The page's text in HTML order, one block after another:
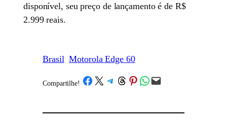
disponível, seu preço de lançamento é de R$
2.999 reais.
Brasil Motorola Edge 60
Compartilhe! /Share on Facebook
Share on X Share on Telegram
Share on Threads
Share on Pinterest
Share on WhatsApp
Email this Page